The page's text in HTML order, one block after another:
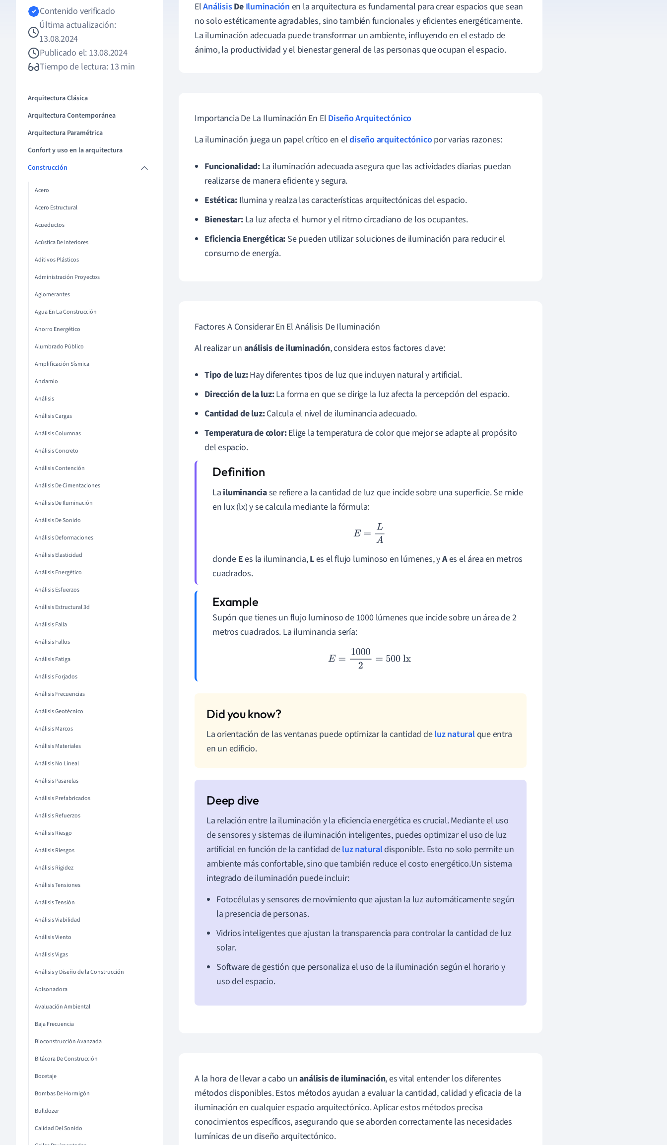
Contenido verificado
Última actualización:
13.08.2024
Publicado el: 13.08.2024
Tiempo de lectura: 13 min
Arquitectura Clásica
Arquitectura Contemporánea
Arquitectura Paramétrica
Confort y uso en la arquitectura
Construcción
Acero
Acero Estructural
Acueductos
Acústica De Interiores
Aditivos Plásticos
Administración Proyectos
Aglomerantes
Agua En La Construcción
Ahorro Energético
Alumbrado Público
Amplificación Sísmica
Andamio
Análisis
Análisis Cargas
Análisis Columnas
Análisis Concreto
Análisis Contención
Análisis De Cimentaciones
Análisis De Iluminación
Análisis De Sonido
Análisis Deformaciones
Análisis Elasticidad
Análisis Energético
Análisis Esfuerzos
Análisis Estructural 3d
Análisis Falla
Análisis Fallos
Análisis Fatiga
Análisis Forjados
Análisis Frecuencias
Análisis Geotécnico
Análisis Marcos
Análisis Materiales
Análisis No Lineal
Análisis Pasarelas
Análisis Prefabricados
Análisis Refuerzos
Análisis Riesgo
Análisis Riesgos
Análisis Rigidez
Análisis Tensiones
Análisis Tensión
Análisis Viabilidad
Análisis Viento
Análisis Vigas
Análisis y Diseño de la Construcción
Apisonadora
Avaluación Ambiental
Baja Frecuencia
Bioconstrucción Avanzada
Bitácora De Construcción
Bocetaje
Bombas De Hormigón
Bulldozer
Calidad Del Sonido
ElAnálisisDe Iluminación en la arquitectura es fundamental para crear espacios que sean
no solo estéticamente agradables, sino también funcionales y eficientes energéticamente.
La iluminación adecuada puede transformar un ambiente, influyendo en el estado de
ánimo, la productividad y el bienestar general de las personas que ocupan el espacio.
Importancia De La Iluminación En El Diseño Arquitectónico
La iluminación juega un papel crítico en eldiseño arquitectónicopor varias razones:
Funcionalidad:La iluminación adecuada asegura que las actividades diarias puedan
realizarse de manera eficiente y segura.
Estética: Ilumina y realza las características arquitectónicas del espacio.
Bienestar:La luz afecta el humor y el ritmo circadiano de los ocupantes.
Eficiencia Energética: Se pueden utilizar soluciones de iluminación para reducir el
consumo de energía.
Factores A Considerar En El Análisis De Iluminación
Al realizar un análisis de iluminación, considera estos factores clave:
Tipo de luz:Hay diferentes tipos de luz que incluyen natural y artificial.
Dirección de la luz:La forma en que se dirige la luz afecta la percepción del espacio.
Cantidad de luz:Calcula el nivel de iluminancia adecuado.
Temperatura de color:Elige la temperatura de color que mejor se adapte al propósito
del espacio.
La iluminanciase refiere a la cantidad de luz que incide sobre una superficie. Se mide
en lux (lx) y se calcula mediante la fórmula:
E=L A
donde Ees la iluminancia,Les el flujo luminoso en lúmenes, yAes el área en metros
cuadrados.
Supón que tienes un flujo luminoso de 1000 lúmenes que incide sobre un área de 2
metros cuadrados. La iluminancia sería:
E =10002 =500lx
La orientación de las ventanas puede optimizar la cantidad deluz naturalque entra
en un edificio.
La relación entre la iluminación y la eficiencia energética es crucial. Mediante el uso
de sensores y sistemas de iluminación inteligentes, puedes optimizar el uso de luz
artificial en función de la cantidad deluz naturaldisponible. Esto no solo permite un
ambiente más confortable, sino que también reduce el costo energético.Un sistema
integrado de iluminación puede incluir:
Fotocélulas y sensores de movimiento que ajustan la luz automáticamente según
la presencia de personas.
Vidrios inteligentes que ajustan la transparencia para controlar la cantidad de luz
solar.
Software de gestión que personaliza el uso de la iluminación según el horario y
uso del espacio.
A la hora de llevar a cabo unanálisis de iluminación, es vital entender los diferentes
métodos disponibles. Estos métodos ayudan a evaluar la cantidad, calidad y eficacia de la
iluminación en cualquier espacio arquitectónico. Aplicar estos métodos precisa
conocimientos específicos, asegurando que se aborden correctamente las necesidades
lumínicas de un diseño arquitectónico.